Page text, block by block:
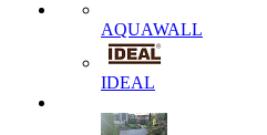
AQUAWALL
IDEAL